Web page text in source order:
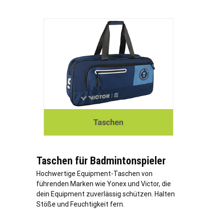
Taschen für Badmintonspieler
Hochwertige Equipment-Taschen von
führenden Marken wie Yonex und Victor, die
dein Equipment zuverlässig schützen. Halten
Stöße und Feuchtigkeit fern.